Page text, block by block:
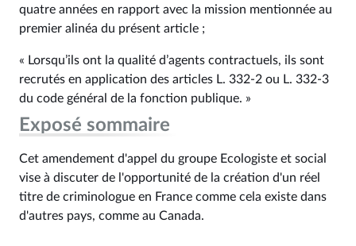
quatre années en rapport avec la mission mentionnée au
premier alinéa du présent article ;
« Lorsqu’ils ont la qualité d’agents contractuels, ils sont
recrutés en application des articles L. 332‑2 ou L. 332‑3
du code général de la fonction publique. »
Exposé sommaire
Cet amendement d'appel du groupe Ecologiste et social
vise à discuter de l'opportunité de la création d'un réel
titre de criminologue en France comme cela existe dans
d'autres pays, comme au Canada.